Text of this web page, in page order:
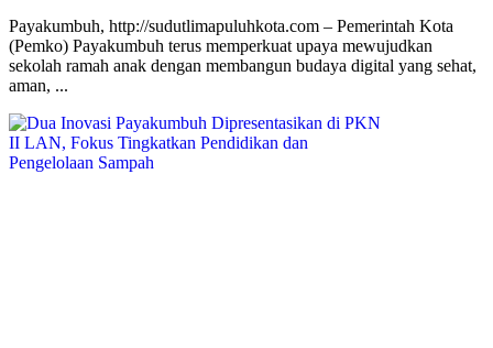
Payakumbuh, http://sudutlimapuluhkota.com – Pemerintah Kota
(Pemko) Payakumbuh terus memperkuat upaya mewujudkan
sekolah ramah anak dengan membangun budaya digital yang sehat,
aman, ...